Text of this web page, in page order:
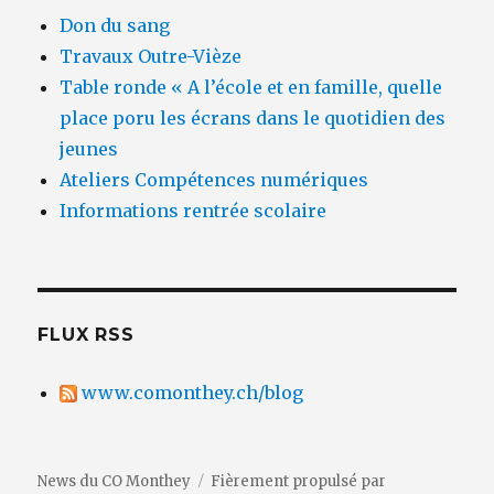
Don du sang
Travaux Outre-Vièze
Table ronde « A l’école et en famille, quelle
place poru les écrans dans le quotidien des
jeunes
Ateliers Compétences numériques
Informations rentrée scolaire
FLUX RSS
www.comonthey.ch/blog
News du CO Monthey
Fièrement propulsé par